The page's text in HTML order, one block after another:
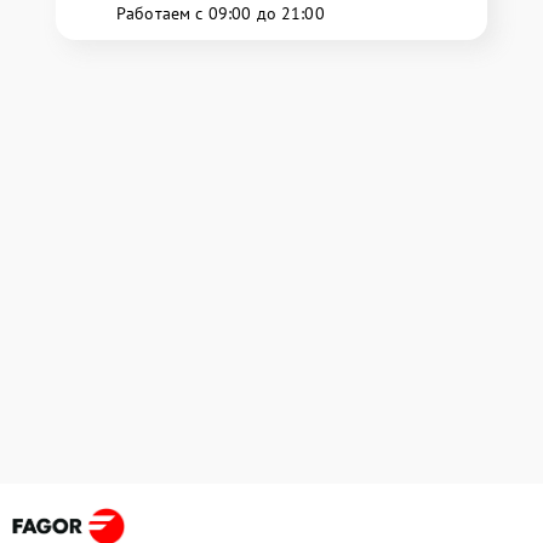
Работаем с 09:00 до 21:00